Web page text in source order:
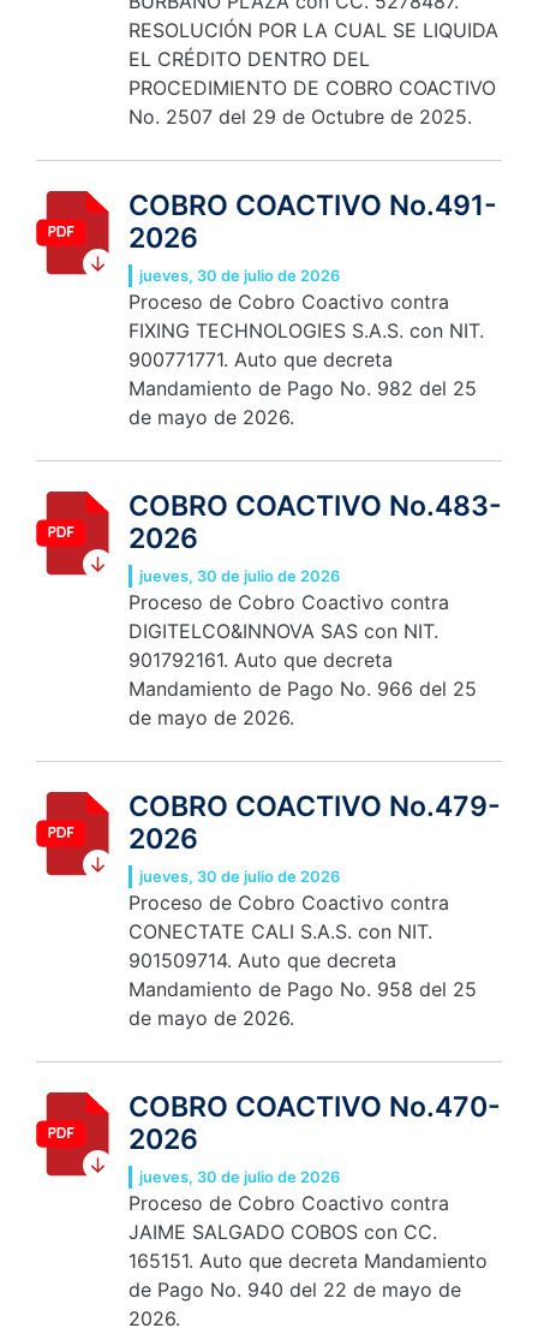
RESOLUCIÓN POR LA CUAL SE LIQUIDA
EL CRÉDITO DENTRO DEL
PROCEDIMIENTO DE COBRO COACTIVO
No. 2507 del 29 de Octubre de 2025.
COBRO COACTIVO No.491-
2026
jueves, 30 de julio de 2026
Proceso de Cobro Coactivo contra
FIXING TECHNOLOGIES S.A.S. con NIT.
900771771. Auto que decreta
Mandamiento de Pago No. 982 del 25
de mayo de 2026.
COBRO COACTIVO No.483-
2026
jueves, 30 de julio de 2026
Proceso de Cobro Coactivo contra
DIGITELCO&INNOVA SAS con NIT.
901792161. Auto que decreta
Mandamiento de Pago No. 966 del 25
de mayo de 2026.
COBRO COACTIVO No.479-
2026
jueves, 30 de julio de 2026
Proceso de Cobro Coactivo contra
CONECTATE CALI S.A.S. con NIT.
901509714. Auto que decreta
Mandamiento de Pago No. 958 del 25
de mayo de 2026.
COBRO COACTIVO No.470-
2026
jueves, 30 de julio de 2026
Proceso de Cobro Coactivo contra
JAIME SALGADO COBOS con CC.
165151. Auto que decreta Mandamiento
de Pago No. 940 del 22 de mayo de
2026.